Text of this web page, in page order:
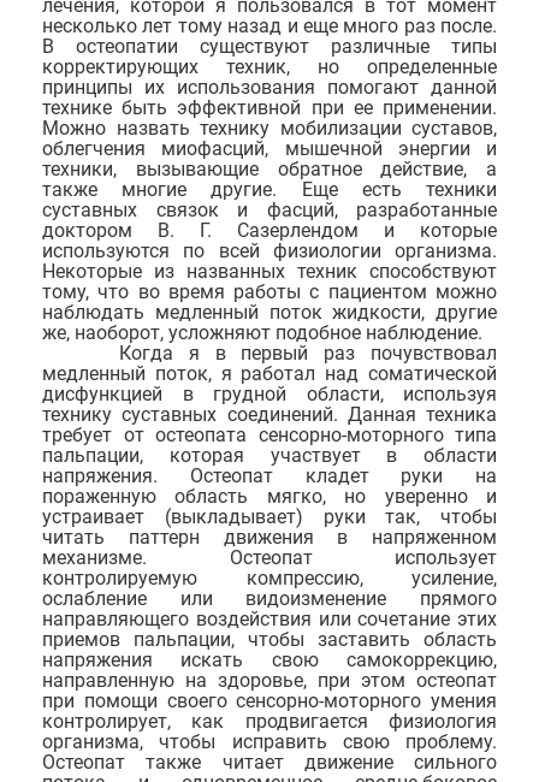
лечения, которой я пользовался в тот момент
несколько лет тому назад и еще много раз после.
В остеопатии существуют различные типы
корректирующих техник, но определенные
принципы их использования помогают данной
технике быть эффективной при ее применении.
Можно назвать технику мобилизации суставов,
облегчения миофасций, мышечной энергии и
техники, вызывающие обратное действие, а
также многие другие. Еще есть техники
суставных связок и фасций, разработанные
доктором В. Г. Сазерлендом и которые
используются по всей физиологии организма.
Некоторые из названных техник способствуют
тому, что во время работы с пациентом можно
наблюдать медленный поток жидкости, другие
же, наоборот, усложняют подобное наблюдение.
Когда я в первый раз почувствовал
медленный поток, я работал над соматической
дисфункцией в грудной области, используя
технику суставных соединений. Данная техника
требует от остеопата сенсорно-моторного типа
пальпации, которая участвует в области
напряжения. Остеопат кладет руки на
пораженную область мягко, но уверенно и
устраивает (выкладывает) руки так, чтобы
читать паттерн движения в напряженном
механизме. Остеопат использует
контролируемую компрессию, усиление,
ослабление или видоизменение прямого
направляющего воздействия или сочетание этих
приемов пальпации, чтобы заставить область
напряжения искать свою самокоррекцию,
направленную на здоровье, при этом остеопат
при помощи своего сенсорно-моторного умения
контролирует, как продвигается физиология
организма, чтобы исправить свою проблему.
Остеопат также читает движение сильного